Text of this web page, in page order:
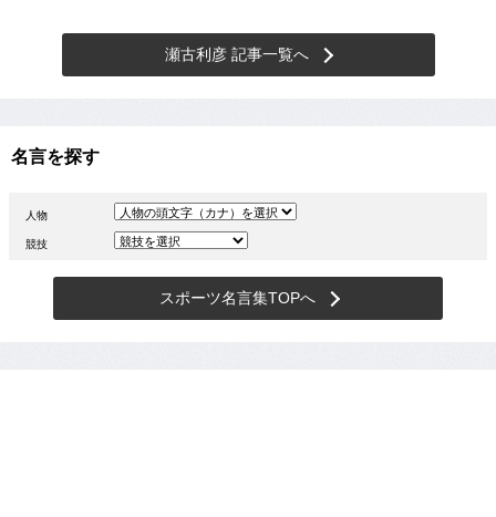
瀬古利彦 記事一覧へ
名言を探す
人物
競技
スポーツ名言集TOPへ